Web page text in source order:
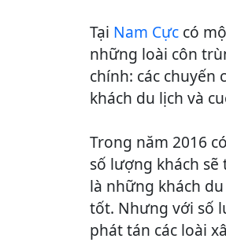
Tại Nam Cực có
những loài côn
chính: các chuyến
khách du lịch và
Trong năm 2016
số lượng khách
là những khách
tốt. Nhưng với số
phát tán các loài